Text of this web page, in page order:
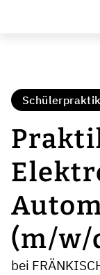
(m/w/
bei